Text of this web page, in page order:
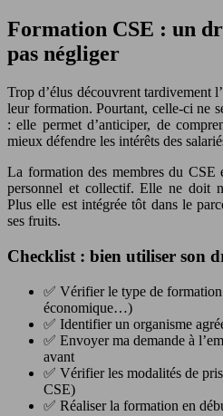
Formation CSE : un
pas négliger
Trop d’élus découvrent
leur formation. Pourtant, celle-ci ne
: elle permet d’anticiper, de
mieux défendre les intérêts des
La formation des membres du CSE
personnel et collectif. Elle ne doit
Plus elle est intégrée tôt dans le
ses fruits.
Checklist : bien utiliser son
✅ Vérifier le type de
économique…)
✅ Identifier un organisme
✅ Envoyer ma demande à
avant
✅ Vérifier les modalités de
CSE)
✅ Réaliser la formation en